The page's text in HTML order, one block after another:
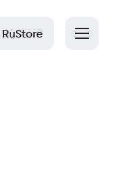
RuStore